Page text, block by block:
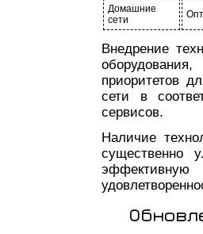
Домашние
сети
Внедрение
приоритетов
сети в
сервисов.
Наличие
существенно